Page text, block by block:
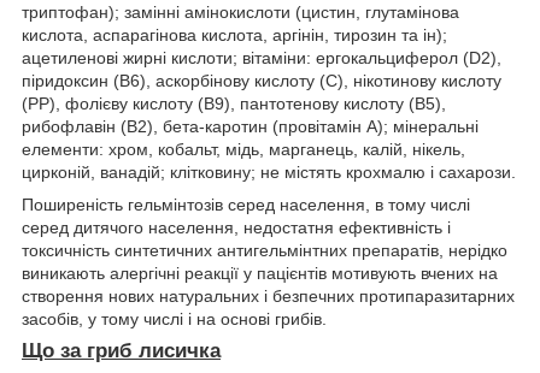
триптофан); замінні амінокислоти (цистин, глутамінова
кислота, аспарагінова кислота, аргінін, тирозин та ін);
ацетиленові жирні кислоти; вітаміни: ергокальциферол (D2),
піридоксин (В6), аскорбінову кислоту (С), нікотинову кислоту
(PP), фолієву кислоту (В9), пантотенову кислоту (В5),
рибофлавін (В2), бета-каротин (провітамін А); мінеральні
елементи: хром, кобальт, мідь, марганець, калій, нікель,
цирконій, ванадій; клітковину; не містять крохмалю і сахарози.
Поширеність гельмінтозів серед населення, в тому числі
серед дитячого населення, недостатня ефективність і
токсичність синтетичних антигельмінтних препаратів, нерідко
виникають алергічні реакції у пацієнтів мотивують вчених на
створення нових натуральних і безпечних протипаразитарних
засобів, у тому числі і на основі грибів.
Що за гриб лисичка